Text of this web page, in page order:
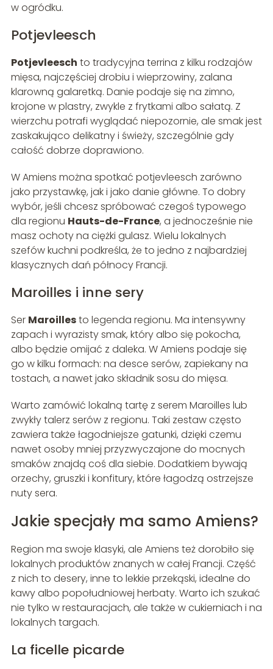
w ogródku.
Potjevleesch
Potjevleesch to tradycyjna terrina z kilku rodzajów
mięsa, najczęściej drobiu i wieprzowiny, zalana
klarowną galaretką. Danie podaje się na zimno,
krojone w plastry, zwykle z frytkami albo sałatą. Z
wierzchu potrafi wyglądać niepozornie, ale smak jest
zaskakująco delikatny i świeży, szczególnie gdy
całość dobrze doprawiono.
W Amiens można spotkać potjevleesch zarówno
jako przystawkę, jak i jako danie główne. To dobry
wybór, jeśli chcesz spróbować czegoś typowego
dla regionu Hauts-de-France, a jednocześnie nie
masz ochoty na ciężki gulasz. Wielu lokalnych
szefów kuchni podkreśla, że to jedno z najbardziej
klasycznych dań północy Francji.
Maroilles i inne sery
Ser Maroillesto legenda regionu. Ma intensywny
zapach i wyrazisty smak, który albo się pokocha,
albo będzie omijać z daleka. W Amiens podaje się
go w kilku formach: na desce serów, zapiekany na
tostach, a nawet jako składnik sosu do mięsa.
Warto zamówić lokalną tartę z serem Maroilles lub
zwykły talerz serów z regionu. Taki zestaw często
zawiera także łagodniejsze gatunki, dzięki czemu
nawet osoby mniej przyzwyczajone do mocnych
smaków znajdą coś dla siebie. Dodatkiem bywają
orzechy, gruszki i konfitury, które łagodzą ostrzejsze
nuty sera.
Jakie specjały ma samo Amiens?
Region ma swoje klasyki, ale Amiens też dorobiło się
lokalnych produktów znanych w całej Francji. Część
z nich to desery, inne to lekkie przekąski, idealne do
kawy albo popołudniowej herbaty. Warto ich szukać
nie tylko w restauracjach, ale także w cukierniach i na
lokalnych targach.
La ficelle picarde